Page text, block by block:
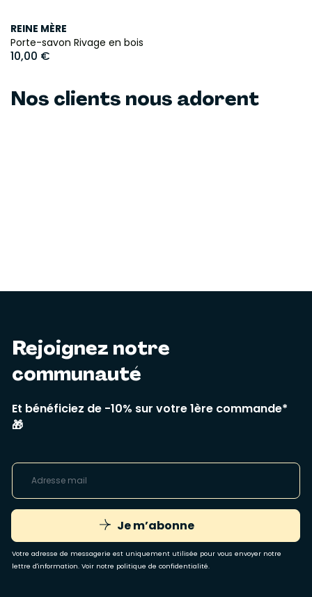
REINE MÈRE
Porte-savon Rivage en bois
10,00 €
Nos clients nous adorent
Rejoignez notre
communauté
Et bénéficiez de -10% sur votre 1ère commande*
🎁
Je m’abonne
Votre adresse de messagerie est uniquement utilisée pour vous envoyer notre
lettre d'information. Voir notre politique de confidentialité.